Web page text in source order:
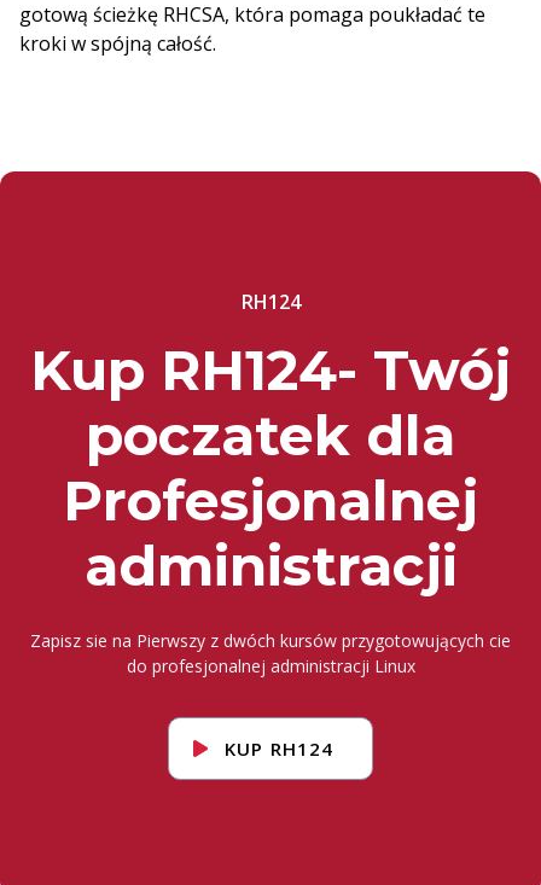
gotową ścieżkę RHCSA, która pomaga poukładać te
kroki w spójną całość.
RH124
Kup RH124- Twój
poczatek dla
Profesjonalnej
administracji
Zapisz sie na Pierwszy z dwóch kursów przygotowujących cie
do profesjonalnej administracji Linux
KUP RH124